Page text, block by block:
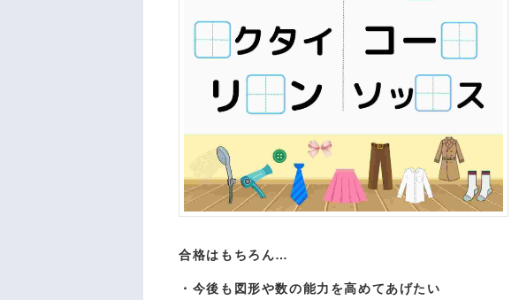
合格はもちろん…
・今後も図形や数の能力を高めてあげたい